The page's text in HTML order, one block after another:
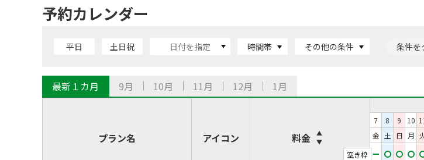
予約カレンダー
平日 土日祝 時間帯 その他の条件 条件を
最新１カ月 9月 10月 11月 12月 1月
プラン名 アイコン 料金
7 8 9 10
金 土 日 月
空き枠